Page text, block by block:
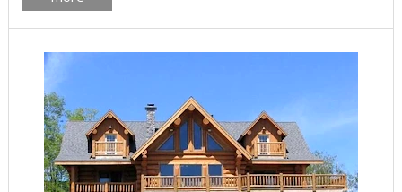
一楼面积：119.8平方米 二楼面积：88.1平方米 ...